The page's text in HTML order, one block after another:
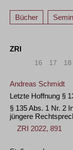
Bücher
ZRI
16 17 18
Andreas Schmidt
Letzte Hoffnung §
§ 135 Abs. 1 Nr. 2
jüngere
ZRI 2022, 891